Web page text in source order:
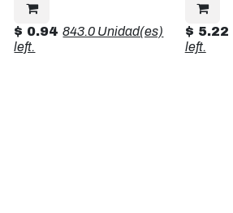
$ 0.94 843.0 Unidad(es)
left.
$ 5.22
left.